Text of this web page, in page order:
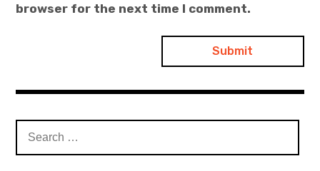
browser for the next time I comment.